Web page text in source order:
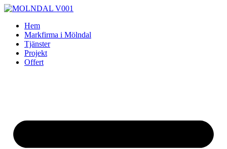
Skip
contentHem
Markfirma i Mölndal
Tjänster
Projekt
Offert